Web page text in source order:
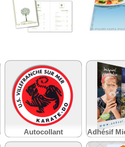
Autocollant Adhésif